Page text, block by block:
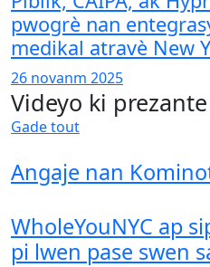
pwogrè nan
medikal atravè New
26 novanm 2025
Videyo ki
Gade tout
Angaje nan
WholeYouNYC ap
pi lwen pase swen